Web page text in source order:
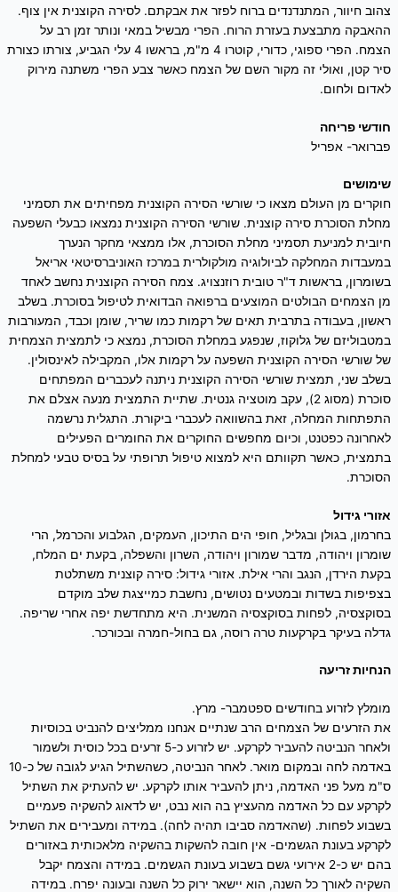
צהוב חיוור, המתנדנדים ברוח לפזר את אבקתם. לסירה הקוצנית אין צוף.
ההאבקה מתבצעת בעזרת הרוח. הפרי מבשיל במאי ונותר זמן רב על
הצמח. הפרי ספוגי, כדורי, קוטרו 4 מ"מ, בראשו 4 עלי הגביע, צורתו כצורת
סיר קטן, ואולי זה מקור השם של הצמח כאשר צבע הפרי משתנה מירוק
לאדום ולחום.
חודשי פריחה
פברואר- אפריל
שימושים
חוקרים מן העולם מצאו כי שורשי הסירה הקוצנית מפחיתים את תסמיני
מחלת הסוכרת סירה קוצנית. שורשי הסירה הקוצנית נמצאו כבעלי השפעה
חיובית למניעת תסמיני מחלת הסוכרת, אלו ממצאי מחקר הנערך
במעבדות המחלקה לביולוגיה מולקולרית במרכז האוניברסיטאי אריאל
בשומרון, בראשות ד"ר טובית רוזנצויג. צמח הסירה הקוצנית נחשב לאחד
מן הצמחים הבולטים המוצעים ברפואה הבדואית לטיפול בסוכרת. בשלב
ראשון, בעבודה בתרבית תאים של רקמות כמו שריר, שומן וכבד, המעורבות
במטבוליזם של גלוקוז, שנפגע במחלת הסוכרת, נמצא כי לתמצית הצמחית
של שורשי הסירה הקוצנית השפעה על רקמות אלו, המקבילה לאינסולין.
בשלב שני, תמצית שורשי הסירה הקוצנית ניתנה לעכברים המפתחים
סוכרת (מסוג 2), עקב מוטציה גנטית. שתיית התמצית מנעה אצלם את
התפתחות המחלה, זאת בהשוואה לעכברי ביקורת. התגלית נרשמה
לאחרונה כפטנט, וכיום מחפשים החוקרים את החומרים הפעילים
בתמצית, כאשר תקוותם היא למצוא טיפול תרופתי על בסיס טבעי למחלת
הסוכרת.
אזורי גידול
בחרמון, בגולן ובגליל, חופי הים התיכון, העמקים, הגלבוע והכרמל, הרי
שומרון ויהודה, מדבר שמורון ויהודה, השרון והשפלה, בקעת ים המלח,
בקעת הירדן, הנגב והרי אילת. אזורי גידול: סירה קוצנית משתלטת
בצפיפות בשדות ובמטעים נטושים, נחשבת כמייצגת שלב מוקדם
בסוקצסיה, לפחות בסוקצסיה המשנית. היא מתחדשת יפה אחרי שריפה.
גדלה בעיקר בקרקעות טרה רוסה, גם בחול-חמרה ובכורכר.
הנחיות זריעה
מומלץ לזרוע בחודשים ספטמבר- מרץ.
את הזרעים של הצמחים הרב שנתיים אנחנו ממליצים להנביט בכוסיות
ולאחר הנביטה להעביר לקרקע. יש לזרוע כ-5 זרעים בכל כוסית ולשמור
באדמה לחה ובמקום מואר. לאחר הנביטה, כשהשתיל הגיע לגובה של כ-10
ס"מ מעל פני האדמה, ניתן להעביר אותו לקרקע. יש להעתיק את השתיל
לקרקע עם כל האדמה מהעציץ בה הוא נבט, יש לדאוג להשקיה פעמיים
בשבוע לפחות. (שהאדמה סביבו תהיה לחה). במידה ומעבירים את השתיל
לקרקע בעונת הגשמים- אין חובה להשקות בהשקיה מלאכותית באזורים
בהם יש כ-2 אירועי גשם בשבוע בעונת הגשמים. במידה והצמח יקבל
השקיה לאורך כל השנה, הוא יישאר ירוק כל השנה ובעונה יפרח. במידה